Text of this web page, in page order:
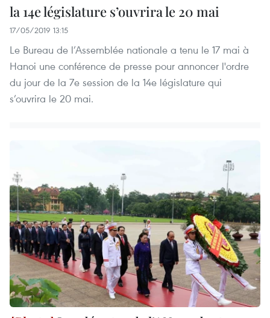
la 14e législature s’ouvrira le 20 mai
17/05/2019 13:15
Le Bureau de l’Assemblée nationale a tenu le 17 mai à
Hanoi une conférence de presse pour annoncer l'ordre
du jour de la 7e session de la 14e législature qui
s’ouvrira le 20 mai.